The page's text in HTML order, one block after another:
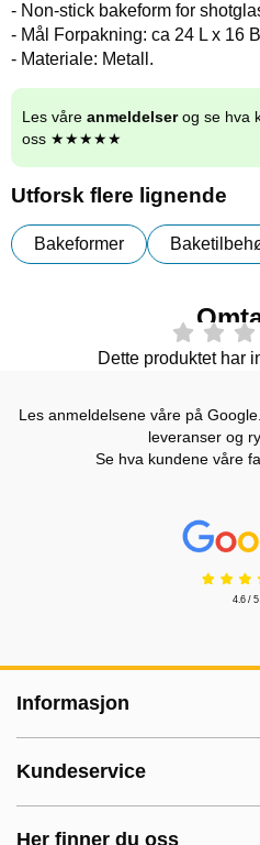
- Non-stick bakeform for
- Mål Forpakning: ca 24 L x 16
- Materiale: Metall.
Les våre anmeldelserog se hva
oss ★★★★★
Utforsk flere lignende
Bakeformer
Dette produktet har
Les anmeldelsene våre på
leveranser og
Se hva kundene våre
4.6 / 5
Informasjon
Kundeservice
Her finner du oss